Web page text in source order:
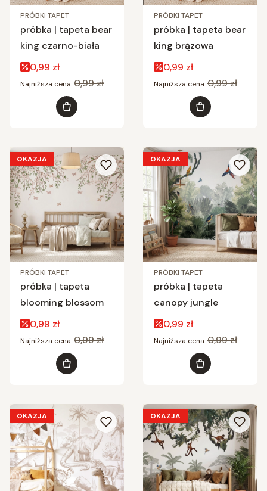
PRÓBKI TAPET
próbka | tapeta bear
king czarno-biała
Cena promocyjna
0,99 zł
Najniższa cena:0,99 zł
Do koszyka
PRÓBKI TAPET
próbka | tapeta bear
king brązowa
Cena promocyjna
0,99 zł
Najniższa cena:0,99 zł
Do koszyka
OKAZJA
PRÓBKI TAPET
próbka | tapeta
blooming blossom
Cena promocyjna
0,99 zł
Najniższa cena:0,99 zł
Do koszyka
OKAZJA
PRÓBKI TAPET
próbka | tapeta
canopy jungle
Cena promocyjna
0,99 zł
Najniższa cena:0,99 zł
Do koszyka
OKAZJA OKAZJA